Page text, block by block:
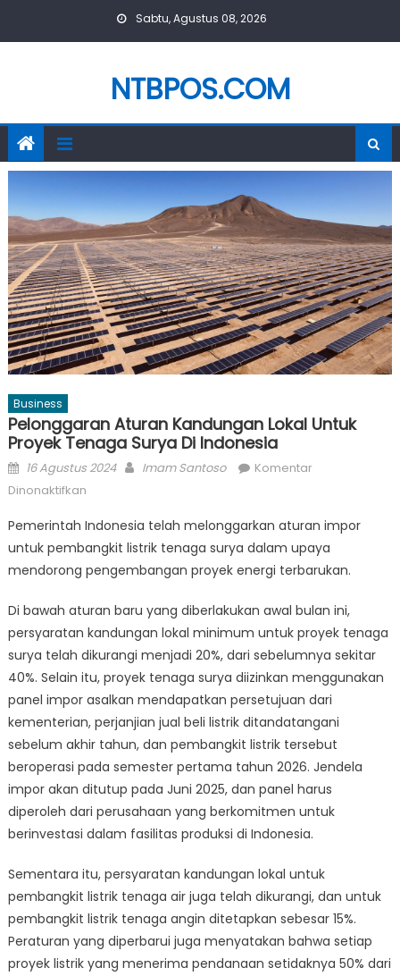
Sabtu, Agustus 08, 2026
NTBPOS.COM
Business
Pelonggaran Aturan Kandungan Lokal Untuk
Proyek Tenaga Surya Di Indonesia
Posted
on
16 Agustus 2024 Author
Imam Santoso
Komentar
Dinonaktifkanpada
Aturan
Kandungan
Lokal
Proyek
Tenaga
Surya
di
Indonesia
Pemerintah Indonesia telah melonggarkan aturan impor
untuk pembangkit listrik tenaga surya dalam upaya
mendorong pengembangan proyek energi terbarukan.
Di bawah aturan baru yang diberlakukan awal bulan ini,
persyaratan kandungan lokal minimum untuk proyek tenaga
surya telah dikurangi menjadi 20%, dari sebelumnya sekitar
40%. Selain itu, proyek tenaga surya diizinkan menggunakan
panel impor asalkan mendapatkan persetujuan dari
kementerian, perjanjian jual beli listrik ditandatangani
sebelum akhir tahun, dan pembangkit listrik tersebut
beroperasi pada semester pertama tahun 2026. Jendela
impor akan ditutup pada Juni 2025, dan panel harus
diperoleh dari perusahaan yang berkomitmen untuk
berinvestasi dalam fasilitas produksi di Indonesia.
Sementara itu, persyaratan kandungan lokal untuk
pembangkit listrik tenaga air juga telah dikurangi, dan untuk
pembangkit listrik tenaga angin ditetapkan sebesar 15%.
Peraturan yang diperbarui juga menyatakan bahwa setiap
proyek listrik yang menerima pendanaan setidaknya 50% dari